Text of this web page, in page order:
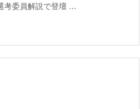
考委員解説で登壇 ...